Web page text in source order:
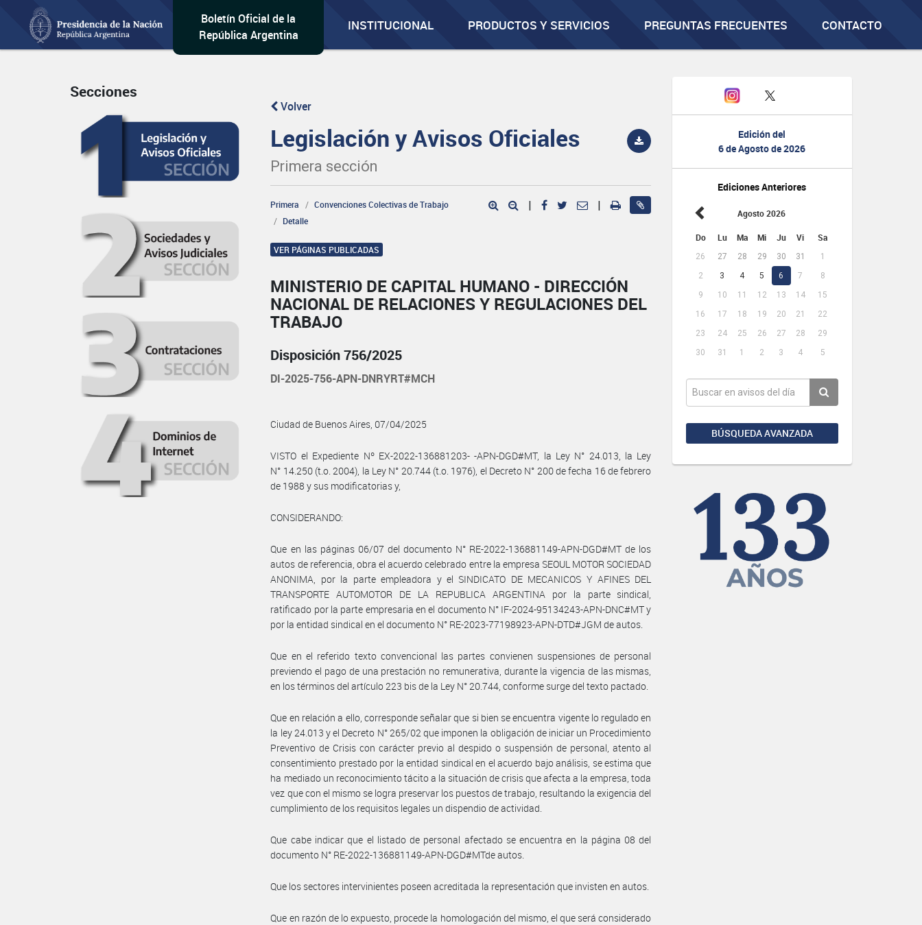
Boletín Oficial de la
República Argentina
INSTITUCIONAL PRODUCTOS Y SERVICIOS PREGUNTAS FRECUENTES CONTACTO
Edición del
6 de Agosto de 2026
Ediciones Anteriores
Agosto 2026
Do Lu Ma Mi Ju Vi Sa
26 27 28 29 30 31
1
2
3 4 5 6 7
8
9
10 11 12 13 14
15
16
17 18 19 20 21
22
23
24 25 26 27 28
29
30
31 1 2 3 4 5
BÚSQUEDA AVANZADA
Secciones
Volver
Legislación y Avisos Oficiales
Primera sección
Primera
Convenciones Colectivas de Trabajo
Detalle
| |
VER PÁGINAS PUBLICADAS
MINISTERIO DE CAPITAL HUMANO - DIRECCIÓN
NACIONAL DE RELACIONES Y REGULACIONES DEL
TRABAJO
Disposición 756/2025
DI-2025-756-APN-DNRYRT#MCH
Ciudad de Buenos Aires, 07/04/2025
VISTO el Expediente Nº EX-2022-136881203- -APN-DGD#MT, la Ley N° 24.013, la Ley
N° 14.250 (t.o. 2004), la Ley N° 20.744 (t.o. 1976), el Decreto N° 200 de fecha 16 de febrero
de 1988 y sus modificatorias y,
CONSIDERANDO:
Que en las páginas 06/07 del documento N° RE-2022-136881149-APN-DGD#MT de los
autos de referencia, obra el acuerdo celebrado entre la empresa SEOUL MOTOR SOCIEDAD
ANONIMA, por la parte empleadora y el SINDICATO DE MECANICOS Y AFINES DEL
TRANSPORTE AUTOMOTOR DE LA REPUBLICA ARGENTINA por la parte sindical,
ratificado por la parte empresaria en el documento N° IF-2024-95134243-APN-DNC#MT y
por la entidad sindical en el documento N° RE-2023-77198923-APN-DTD#JGM de autos.
Que en el referido texto convencional las partes convienen suspensiones de personal
previendo el pago de una prestación no remunerativa, durante la vigencia de las mismas,
en los términos del artículo 223 bis de la Ley N° 20.744, conforme surge del texto pactado.
Que en relación a ello, corresponde señalar que si bien se encuentra vigente lo regulado en
la ley 24.013 y el Decreto N° 265/02 que imponen la obligación de iniciar un Procedimiento
Preventivo de Crisis con carácter previo al despido o suspensión de personal, atento al
consentimiento prestado por la entidad sindical en el acuerdo bajo análisis, se estima que
ha mediado un reconocimiento tácito a la situación de crisis que afecta a la empresa, toda
vez que con el mismo se logra preservar los puestos de trabajo, resultando la exigencia del
cumplimiento de los requisitos legales un dispendio de actividad.
Que cabe indicar que el listado de personal afectado se encuentra en la página 08 del
documento N° RE-2022-136881149-APN-DGD#MTde autos.
Que los sectores intervinientes poseen acreditada la representación que invisten en autos.
Que en razón de lo expuesto, procede la homologación del mismo, el que será considerado